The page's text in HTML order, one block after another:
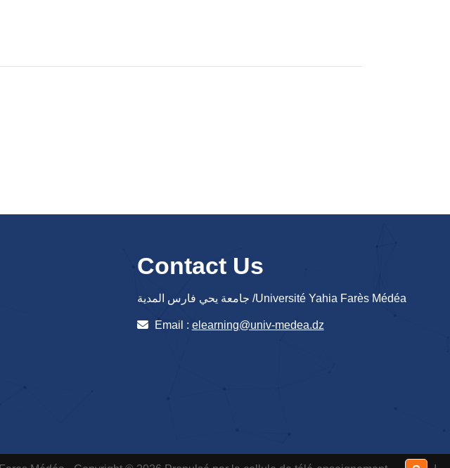
Contact Us
جامعة يحي فارس المدية /Université Yahia Farès Médéa
Email : elearning@univ-medea.dz